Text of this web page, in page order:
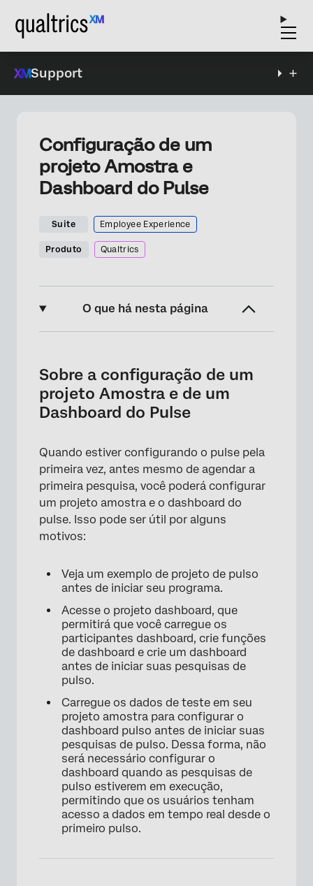
Support
Configuração de um
projeto Amostra e
Dashboard do Pulse
Suite Employee Experience
Produto Qualtrics
O que há nesta página
Criando um projeto Amostra do Pulse e seu
Dashboard do programa Pulse
Mapeamento do projeto Amostra para o
Dashboard teste
Sobre a configuração de um
projeto Amostra e de um
Dashboard do Pulse
Quando estiver configurando o pulse pela
primeira vez, antes mesmo de agendar a
primeira pesquisa, você poderá configurar
um projeto amostra e o dashboard do
pulse. Isso pode ser útil por alguns
motivos:
Veja um exemplo de projeto de pulso
antes de iniciar seu programa.
Acesse o projeto dashboard, que
permitirá que você carregue os
participantes dashboard, crie funções
de dashboard e crie um dashboard
antes de iniciar suas pesquisas de
pulso.
Carregue os dados de teste em seu
projeto amostra para configurar o
dashboard pulso antes de iniciar suas
pesquisas de pulso. Dessa forma, não
será necessário configurar o
dashboard quando as pesquisas de
pulso estiverem em execução,
permitindo que os usuários tenham
acesso a dados em tempo real desde o
primeiro pulso.